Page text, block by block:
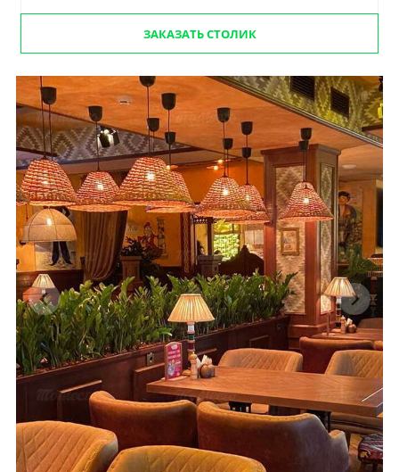
ЗАКАЗАТЬ СТОЛИК